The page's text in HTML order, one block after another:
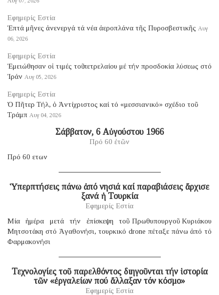
Εφημερίς Εστία
Ἑπτά μῆνες ἀνενεργά τά νέα ἀεροπλάνα τῆς Πυροσβεστικῆς Αυγ
06, 2026
Εφημερίς Εστία
Ἐμειώθησαν οἱ τιμές τοῦ πετρελαίου μέ τήν προσδοκία λύσεως στό
Ἰράν Αυγ 05, 2026
Εφημερίς Εστία
Ὁ Πῆτερ Τήλ, ὁ Ἀντίχριστος καί τό «μεσσιανικό» σχέδιο τοῦ
Τράμπ Αυγ 04, 2026
Σάββατον, 6 Αὐγούστου 1966
Πρό 60 ἐτῶν
Πρό 60 ετων
Ὑπερπτήσεις πάνω ἀπό νησιά καί παραβιάσεις ἄρχισε
ξανά ἡ Τουρκία
Εφημερίς Εστία
Μία ἡμέρα μετά τήν ἐπίσκεψη τοῦ Πρωθυπουργοῦ Κυριάκου
Μητσοτάκη στό Ἀγαθονήσι, τουρκικό drone πέταξε πάνω ἀπό τό
Φαρμακονήσι
Τεχνολογίες τοῦ παρελθόντος διηγοῦνται τήν ἱστορία
τῶν «ἐργαλείων πού ἄλλαξαν τόν κόσμο»
Εφημερίς Εστία